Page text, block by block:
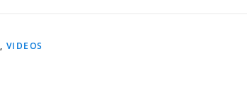
, VIDEOS